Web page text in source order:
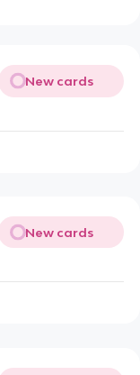
New cards
New cards